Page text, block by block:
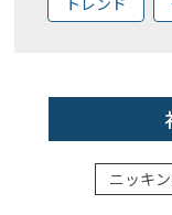
ニッキ